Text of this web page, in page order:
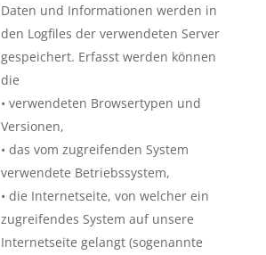
Daten und Informationen werden in
den Logfiles der verwendeten Server
gespeichert. Erfasst werden können
die
• verwendeten Browsertypen und
Versionen,
• das vom zugreifenden System
verwendete Betriebssystem,
• die Internetseite, von welcher ein
zugreifendes System auf unsere
Internetseite gelangt (sogenannte